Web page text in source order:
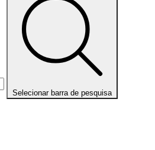
Selecionar barra de pesquisa